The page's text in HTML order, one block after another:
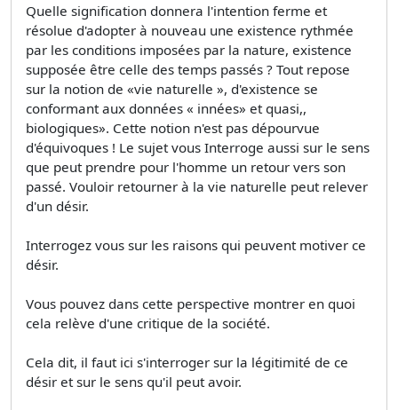
Quelle signification donnera l'intention ferme et
résolue d'adopter à nouveau une existence rythmée
par les conditions imposées par la nature, existence
supposée être celle des temps passés ? Tout repose
sur la notion de «vie naturelle », d'existence se
conformant aux données « innées» et quasi,,
biologiques». Cette notion n'est pas dépourvue
d'équivoques ! Le sujet vous Interroge aussi sur le sens
que peut prendre pour l'homme un retour vers son
passé. Vouloir retourner à la vie naturelle peut relever
d'un désir.
Interrogez vous sur les raisons qui peuvent motiver ce
désir.
Vous pouvez dans cette perspective montrer en quoi
cela relève d'une critique de la société.
Cela dit, il faut ici s'interroger sur la légitimité de ce
désir et sur le sens qu'il peut avoir.